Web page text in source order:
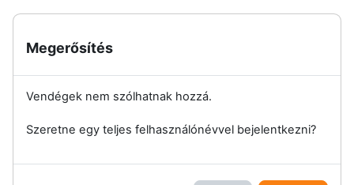
Megerősítés
Vendégek nem szólhatnak hozzá.
Szeretne egy teljes felhasználónévvel bejelentkezni?